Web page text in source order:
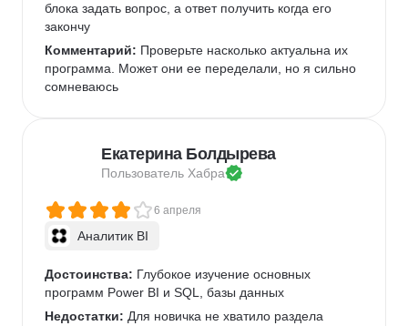
блока задать вопрос, а ответ получить когда его
закончу
Комментарий: Проверьте насколько актуальна их
программа. Может они ее переделали, но я сильно
сомневаюсь
Екатерина Болдырева
Пользователь Хабра
6 апреля
Аналитик BI
Достоинства: Глубокое изучение основных
программ Power BI и SQL, базы данных
Недостатки: Для новичка не хватило раздела